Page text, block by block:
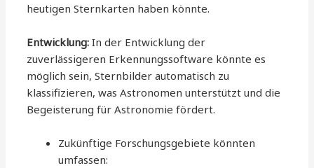
heutigen Sternkarten haben könnte.
Entwicklung: In der Entwicklung der
zuverlässigeren Erkennungssoftware könnte es
möglich sein, Sternbilder automatisch zu
klassifizieren, was Astronomen unterstützt und die
Begeisterung für Astronomie fördert.
Zukünftige Forschungsgebiete könnten
umfassen: